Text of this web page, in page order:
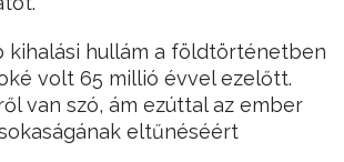
kihalási hullám a földtörténetben
volt 65 millió évvel ezelőtt.
van szó, ám ezúttal az ember
eltűnéséért